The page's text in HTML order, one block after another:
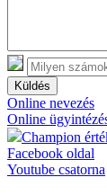
Küldés
Online nevezés
Online
Champion
Facebook oldal
Youtube csatorna